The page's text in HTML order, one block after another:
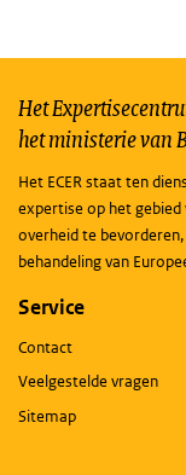
Het
het ministerie van
Het ECER staat ten
expertise op het gebied
overheid te
behandeling van
Service
Contact
Veelgestelde vragen
Sitemap